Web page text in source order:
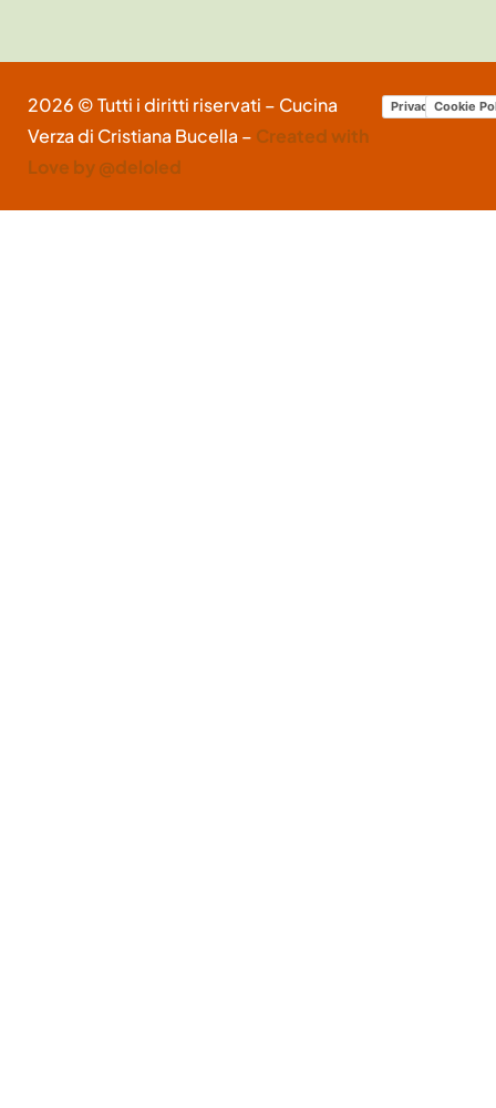
2026 © Tutti i diritti riservati – Cucina
Verza di Cristiana Bucella – Created with
Love by @deloled
Privacy Policy
Cookie